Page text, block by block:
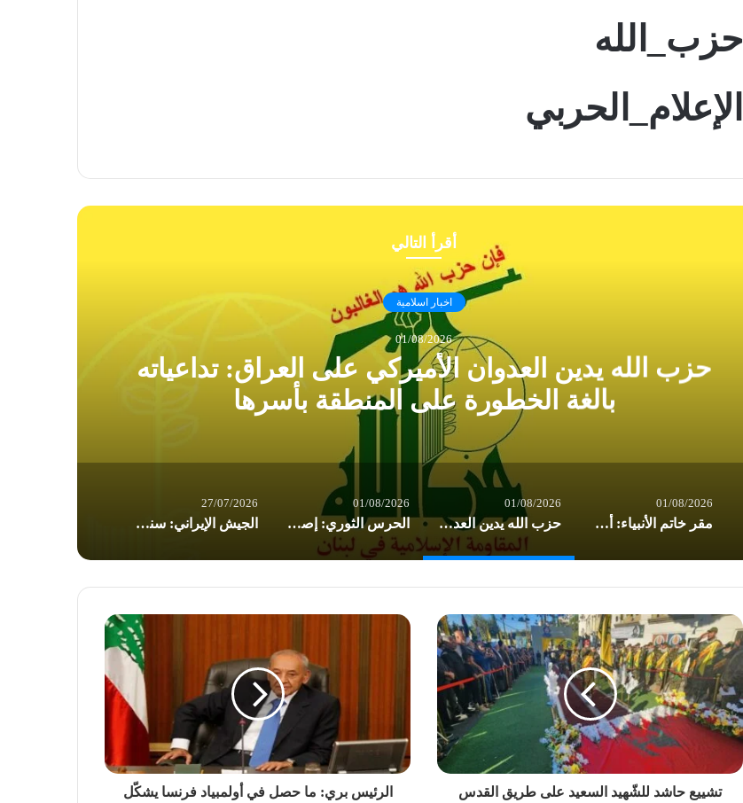
حزب_الله
الإعلام_الحربي
أقرأ التالي
اخبار اسلامية
01/08/2026
حزب الله يدين العدوان الأميركي على العراق: تداعياته
بالغة الخطورة على المنطقة بأسرها
01/08/2026
مقر خاتم الأنبياء: أميركا تسير بوتيرة نحو إشعال حرب إقليمية شاملة
01/08/2026
حزب الله يدين العدوان الأميركي على العراق: تداعياته بالغة الخطورة على المنطقة بأسرها
01/08/2026
الحرس الثوري: إصابة ناقلتي نفط مخالفتين وإجبارهما على التوقف في مضيق هرمز
27/07/2026
الجيش الإيراني: سنرد على أي عدوان برد قوي وساحق
تشييع حاشد للشّهيد السعيد على طريق القدس
الرئيس بري: ما حصل في أولمبياد فرنسا يشكّل